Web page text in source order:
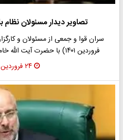
تصاویر دیدار مسئولان
فروردین ۱۴۰۱) با حضرت آیت الله خامنه ای رهبر معظم انقلاب…
۲۴ فروردین ۱۴۰۱